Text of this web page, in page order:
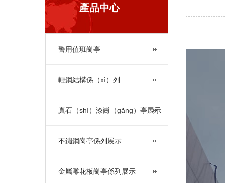
產品中心
警用值班崗亭
輕鋼結構係（xì）列
真石（shí）漆崗（gǎng）亭展示
不鏽鋼崗亭係列展示
金屬雕花板崗亭係列展示